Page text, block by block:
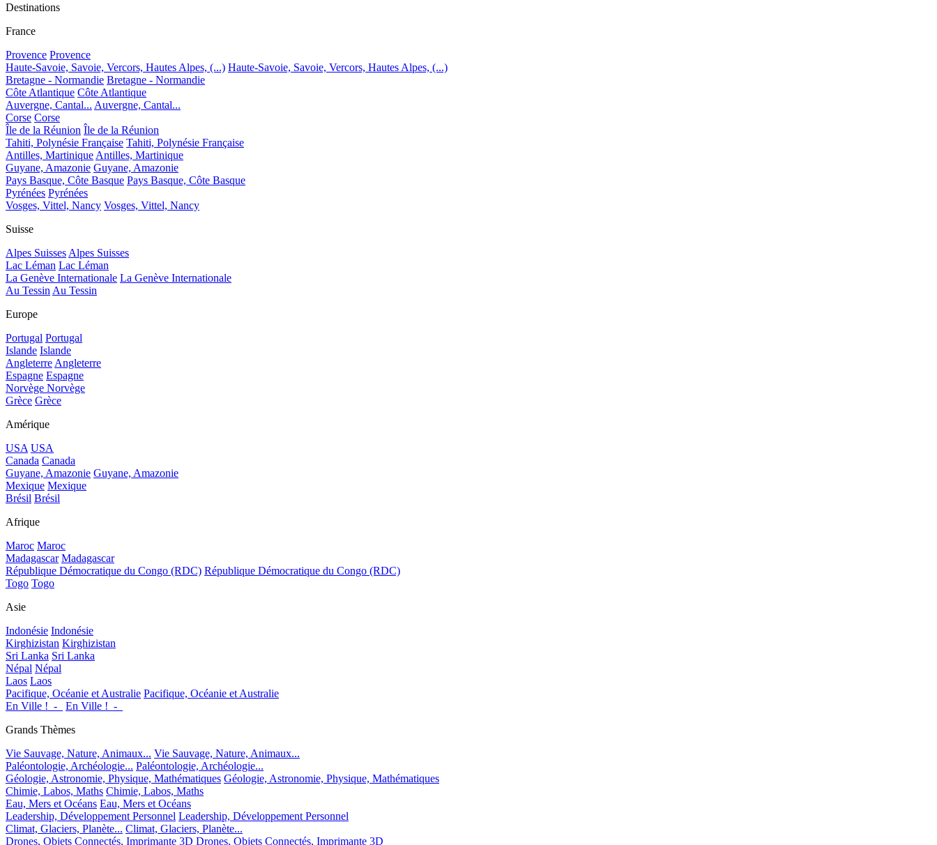
Destinations
France
Provence Provence
Haute-Savoie, Savoie, Vercors, Hautes Alpes, (...) Haute-Savoie, Savoie, Vercors, Hautes Alpes, (...)
Bretagne - Normandie Bretagne - Normandie
Côte Atlantique Côte Atlantique
Auvergne, Cantal... Auvergne, Cantal...
Corse Corse
Île de la Réunion Île de la Réunion
Tahiti, Polynésie Française Tahiti, Polynésie Française
Antilles, Martinique Antilles, Martinique
Guyane, Amazonie Guyane, Amazonie
Pays Basque, Côte Basque Pays Basque, Côte Basque
Pyrénées Pyrénées
Vosges, Vittel, Nancy Vosges, Vittel, Nancy
Suisse
Alpes Suisses Alpes Suisses
Lac Léman Lac Léman
La Genève Internationale La Genève Internationale
Au Tessin Au Tessin
Europe
Portugal Portugal
Islande Islande
Angleterre Angleterre
Espagne Espagne
Norvège Norvège
Grèce Grèce
Amérique
USA USA
Canada Canada
Guyane, Amazonie Guyane, Amazonie
Mexique Mexique
Brésil Brésil
Afrique
Maroc Maroc
Madagascar Madagascar
République Démocratique du Congo (RDC) République Démocratique du Congo (RDC)
Togo Togo
Asie
Indonésie Indonésie
Kirghizistan Kirghizistan
Sri Lanka Sri Lanka
Népal Népal
Laos Laos
Pacifique, Océanie et Australie Pacifique, Océanie et Australie
En Ville !_-_
En Ville !_-_
Grands Thèmes
Vie Sauvage, Nature, Animaux... Vie Sauvage, Nature, Animaux...
Paléontologie, Archéologie... Paléontologie, Archéologie...
Géologie, Astronomie, Physique, Mathématiques Géologie, Astronomie, Physique, Mathématiques
Chimie, Labos, Maths Chimie, Labos, Maths
Eau, Mers et Océans Eau, Mers et Océans
Leadership, Développement Personnel Leadership, Développement Personnel
Climat, Glaciers, Planète... Climat, Glaciers, Planète...
Drones, Objets Connectés, Imprimante 3D Drones, Objets Connectés, Imprimante 3D